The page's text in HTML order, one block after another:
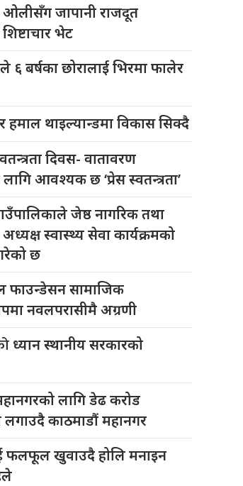
ओलीसँग जापानी राजदूत
भेट
६ बर्षका छोरालाई भिरमा फालेर
हमाल थाइल्यान्डमा विकास सिक्दै
दिवस- वातावरण
आवश्यक छ ‘प्रेस स्वतन्त्रता’
जेष्ठ नागरिक तथा
स्वास्थ्य सेवा कार्यक्रमको
छ
फाउन्डेसन सामाजिक
नवलपरासीमै अग्रणी
ध्यान स्थानीय सरकारको
लागि डेढ करोड
लगाउदै काठमाडौं महानगर
फलफूल खुवाउदै होलि मनाइन